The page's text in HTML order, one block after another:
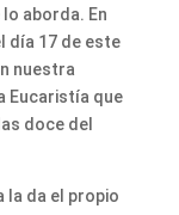
aborda. En
día 17 de este
nuestra
Eucaristía que
doce del
la da el propio